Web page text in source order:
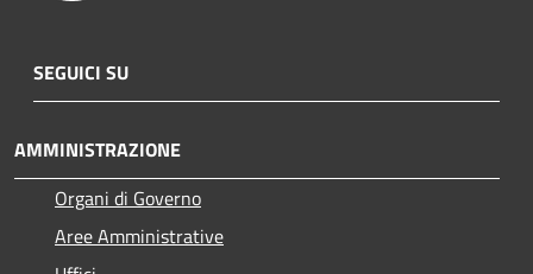
SEGUICI SU
AMMINISTRAZIONE
Organi di Governo
Aree Amministrative